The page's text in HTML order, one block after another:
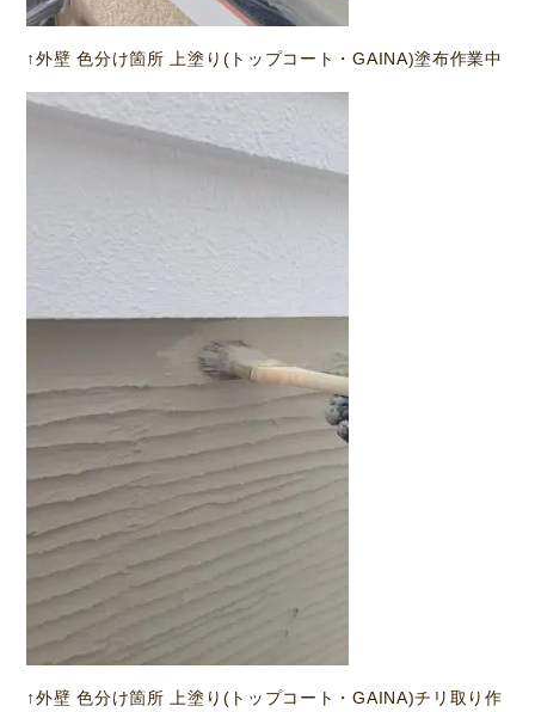
↑外壁 色分け箇所 上塗り(トップコート・GAINA)塗布作業中
↑外壁 色分け箇所 上塗り(トップコート・GAINA)チリ取り作